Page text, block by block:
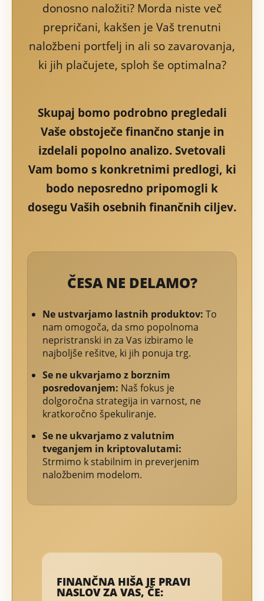
donosno naložiti? Morda niste več
prepričani, kakšen je Vaš trenutni
naložbeni portfelj in ali so zavarovanja,
ki jih plačujete, sploh še optimalna?
Skupaj bomo podrobno pregledali
Vaše obstoječe finančno stanje in
izdelali popolno analizo. Svetovali
Vam bomo s konkretnimi predlogi, ki
bodo neposredno pripomogli k
dosegu Vaših osebnih finančnih ciljev.
ČESA NE DELAMO?
Ne ustvarjamo lastnih produktov: To
nam omogoča, da smo popolnoma
nepristranski in za Vas izbiramo le
najboljše rešitve, ki jih ponuja trg.
Se ne ukvarjamo z borznim
posredovanjem: Naš fokus je
dolgoročna strategija in varnost, ne
kratkoročno špekuliranje.
Se ne ukvarjamo z valutnim
tveganjem in kriptovalutami:
Strmimo k stabilnim in preverjenim
naložbenim modelom.
FINANČNA HIŠA JE PRAVI
NASLOV ZA VAS, ČE: